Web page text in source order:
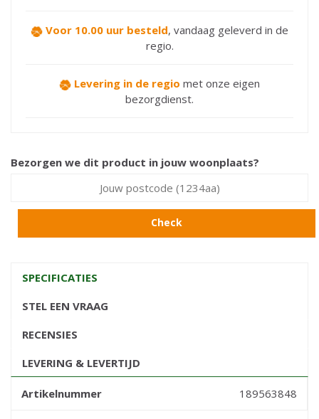
Voor 10.00 uur besteld, vandaag geleverd in de
regio.
Levering in de regio met onze eigen
bezorgdienst.
Bezorgen we dit product in jouw woonplaats?
Check
SPECIFICATIES
STEL EEN VRAAG
RECENSIES
LEVERING & LEVERTIJD
Artikelnummer 189563848